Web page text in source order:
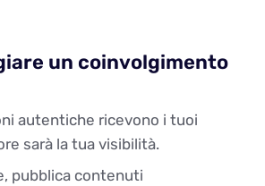
un coinvolgimento
autentiche ricevono i tuoi
sarà la tua visibilità.
pubblica contenuti